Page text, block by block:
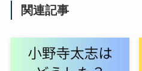
関連記事